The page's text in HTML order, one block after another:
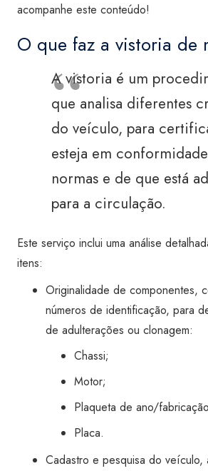
acompanhe este conteúdo!
O que faz a vistoria de
A vistoria é um
que analisa diferentes
do veículo, para
esteja em
normas e de que está
para a circulação.
Este serviço inclui uma análise
itens:
Originalidade de componentes,
números de identificação, para
de adulterações ou clonagem:
Chassi;
Motor;
Plaqueta de ano/
Placa.
Cadastro e pesquisa do veículo,